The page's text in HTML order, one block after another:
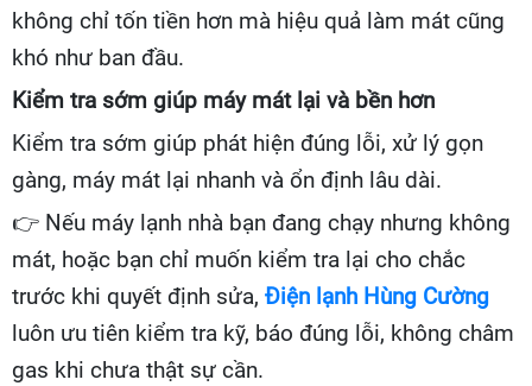
không chỉ tốn tiền hơn mà hiệu quả làm mát cũng
khó như ban đầu.
Kiểm tra sớm giúp máy mát lại và bền hơn
Kiểm tra sớm giúp phát hiện đúng lỗi, xử lý gọn
gàng, máy mát lại nhanh và ổn định lâu dài.
👉 Nếu máy lạnh nhà bạn đang chạy nhưng không
mát, hoặc bạn chỉ muốn kiểm tra lại cho chắc
trước khi quyết định sửa, Điện lạnh Hùng Cường
luôn ưu tiên kiểm tra kỹ, báo đúng lỗi, không châm
gas khi chưa thật sự cần.